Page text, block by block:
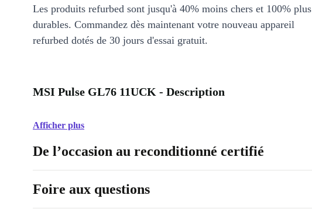
Les produits refurbed sont jusqu'à 40% moins chers et 100% plus
durables. Commandez dès maintenant votre nouveau appareil
refurbed dotés de 30 jours d'essai gratuit.
MSI Pulse GL76 11UCK - Description
Afficher plus
De l’occasion au reconditionné certifié
Foire aux questions